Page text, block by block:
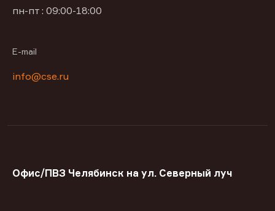
пн-пт : 09:00-18:00
E-mail
info@cse.ru
Офис/ПВЗ Челябинск на ул. Северный луч